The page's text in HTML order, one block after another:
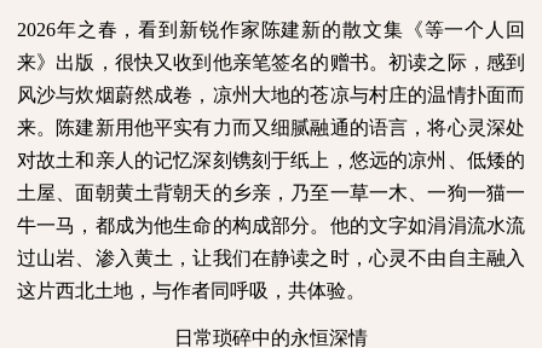
2026年之春，看到新锐作家陈建新的散文集《等一个人回
来》出版，很快又收到他亲笔签名的赠书。初读之际，感到
风沙与炊烟蔚然成卷，凉州大地的苍凉与村庄的温情扑面而
来。陈建新用他平实有力而又细腻融通的语言，将心灵深处
对故土和亲人的记忆深刻镌刻于纸上，悠远的凉州、低矮的
土屋、面朝黄土背朝天的乡亲，乃至一草一木、一狗一猫一
牛一马，都成为他生命的构成部分。他的文字如涓涓流水流
过山岩、渗入黄土，让我们在静读之时，心灵不由自主融入
这片西北土地，与作者同呼吸，共体验。
日常琐碎中的永恒深情